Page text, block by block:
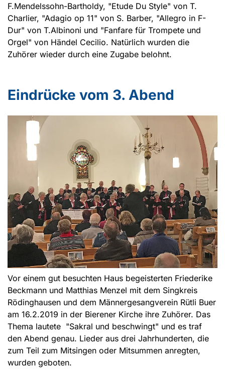
F.Mendelssohn-Bartholdy, "Etude Du Style" von T.
Charlier, "Adagio op 11" von S. Barber, "Allegro in F-
Dur" von T.Albinoni und "Fanfare für Trompete und
Orgel" von Händel Cecilio. Natürlich wurden die
Zuhörer wieder durch eine Zugabe belohnt.
Eindrücke vom 3. Abend
Vor einem gut besuchten Haus begeisterten Friederike
Beckmann und Matthias Menzel mit dem Singkreis
Rödinghausen und dem Männergesangverein Rütli Buer
am 16.2.2019 in der Bierener Kirche ihre Zuhörer. Das
Thema lautete "Sakral und beschwingt" und es traf
den Abend genau. Lieder aus drei Jahrhunderten, die
zum Teil zum Mitsingen oder Mitsummen anregten,
wurden geboten.